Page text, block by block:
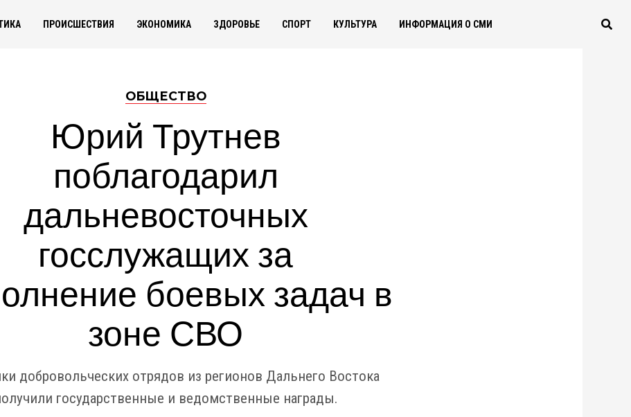
ПРОИСШЕСТВИЯ ЭКОНОМИКА ЗДОРОВЬЕ СПОРТ КУЛЬТУРА ИНФОРМАЦИЯ О СМИ
ОБЩЕСТВО
Юрий Трутнев
поблагодарил
дальневосточных
госслужащих за
боевых задач в
зоне СВО
добровольческих отрядов из регионов Дальнего Востока
государственные и ведомственные награды.